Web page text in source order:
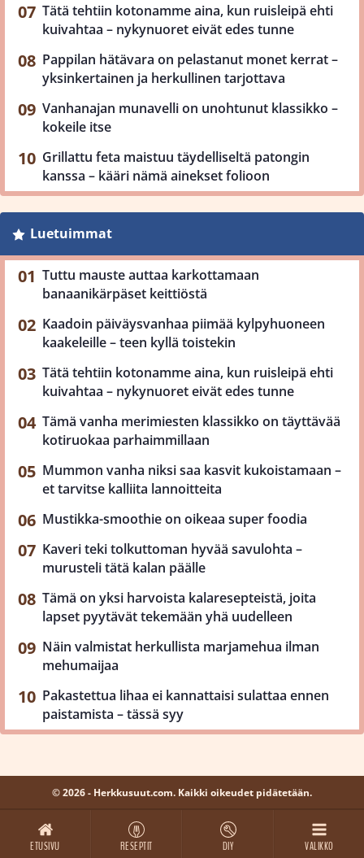
ETUSIVU RESEPTIT DIY VALIKKO
Tätä tehtiin kotonamme aina, kun ruisleipä ehti
kuivahtaa – nykynuoret eivät edes tunne
Pappilan hätävara on pelastanut monet kerrat –
yksinkertainen ja herkullinen tarjottava
Vanhanajan munavelli on unohtunut klassikko –
kokeile itse
Grillattu feta maistuu täydelliseltä patongin
kanssa – kääri nämä ainekset folioon
Luetuimmat
Tuttu mauste auttaa karkottamaan
banaanikärpäset keittiöstä
Kaadoin päiväysvanhaa piimää kylpyhuoneen
kaakeleille – teen kyllä toistekin
Tätä tehtiin kotonamme aina, kun ruisleipä ehti
kuivahtaa – nykynuoret eivät edes tunne
Tämä vanha merimiesten klassikko on täyttävää
kotiruokaa parhaimmillaan
Mummon vanha niksi saa kasvit kukoistamaan –
et tarvitse kalliita lannoitteita
Mustikka-smoothie on oikeaa super foodia
Kaveri teki tolkuttoman hyvää savulohta –
murusteli tätä kalan päälle
Tämä on yksi harvoista kalaresepteistä, joita
lapset pyytävät tekemään yhä uudelleen
Näin valmistat herkullista marjamehua ilman
mehumaijaa
Pakastettua lihaa ei kannattaisi sulattaa ennen
paistamista – tässä syy
© 2026 - Herkkusuut.com. Kaikki oikeudet pidätetään.